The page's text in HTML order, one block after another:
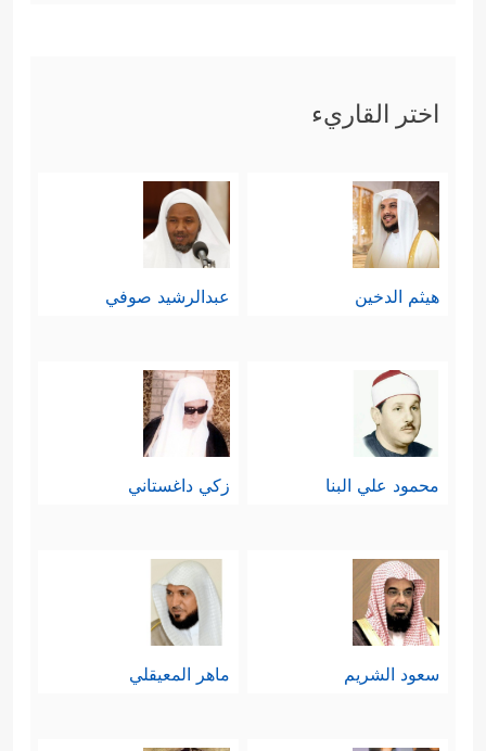
اختر القاريء
هيثم الدخين عبدالرشيد صوفي
محمود علي البنا زكي داغستاني
سعود الشريم ماهر المعيقلي